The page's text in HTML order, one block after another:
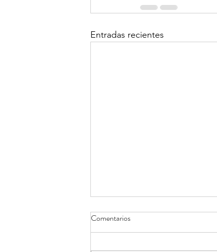
Entradas recientes
KRONH. – Plataforma de
Comentarios